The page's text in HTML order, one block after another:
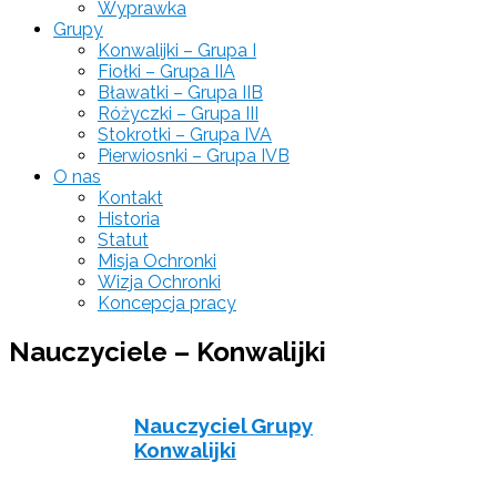
Wyprawka
Grupy
Konwalijki – Grupa I
Fiołki – Grupa IIA
Bławatki – Grupa IIB
Różyczki – Grupa III
Stokrotki – Grupa IVA
Pierwiosnki – Grupa IVB
O nas
Kontakt
Historia
Statut
Misja Ochronki
Wizja Ochronki
Koncepcja pracy
Nauczyciele – Konwalijki
Nauczyciel Grupy
Konwalijki